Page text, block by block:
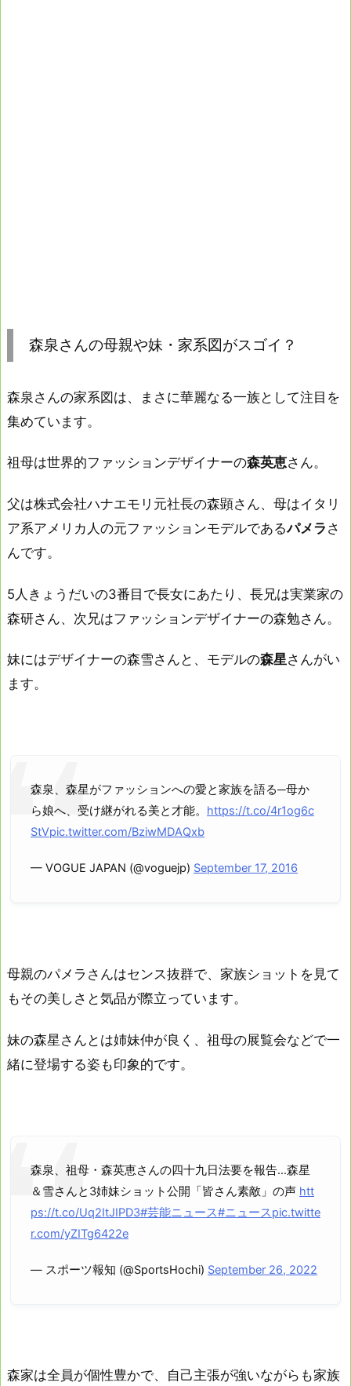
森泉さんの母親や妹・家系図がスゴイ？
森泉さんの家系図は、まさに華麗なる一族として注目を
集めています。
祖母は世界的ファッションデザイナーの森英恵さん。
父は株式会社ハナエモリ元社長の森顕さん、母はイタリ
ア系アメリカ人の元ファッションモデルであるパメラ さ
んです。
5人きょうだいの3番目で長女にあたり、長兄は実業家の
森研さん、次兄はファッションデザイナーの森勉さん。
妹にはデザイナーの森雪さんと、モデルの森星さんがい
ます。
森泉、森星がファッションへの愛と家族を語る─母か
ら娘へ、受け継がれる美と才能。 https://t.co/4r1og6c
StVpic.twitter.com/BziwMDAQxb
— VOGUE JAPAN (@voguejp) September 17, 2016
母親のパメラさんはセンス抜群で、家族ショットを見て
もその美しさと気品が際立っています。
妹の森星さんとは姉妹仲が良く、祖母の展覧会などで一
緒に登場する姿も印象的です。
森泉、祖母・森英恵さんの四十九日法要を報告…森星
＆雪さんと3姉妹ショット公開「皆さん素敵」の声 htt
ps://t.co/Uq2ItJIPD3#芸能ニュース#ニュースpic.twitte
r.com/yZITg6422e
— スポーツ報知 (@SportsHochi) September 26, 2022
森家は全員が個性豊かで、自己主張が強いながらも家族